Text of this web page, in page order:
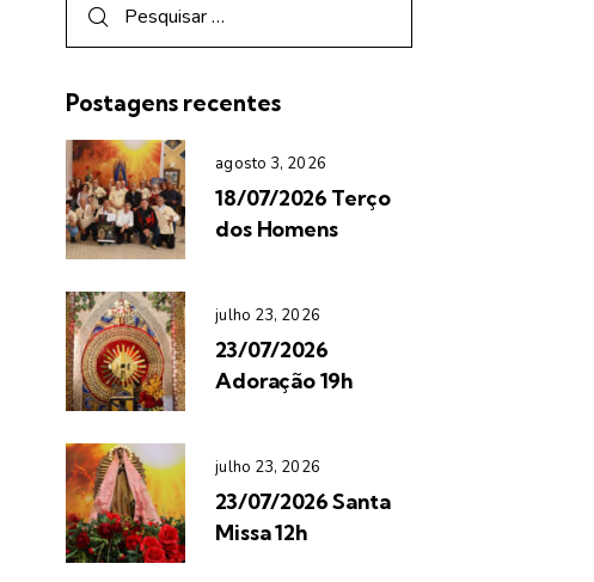
Postagens recentes
agosto 3, 2026
18/07/2026 Terço
dos Homens
julho 23, 2026
23/07/2026
Adoração 19h
julho 23, 2026
23/07/2026 Santa
Missa 12h